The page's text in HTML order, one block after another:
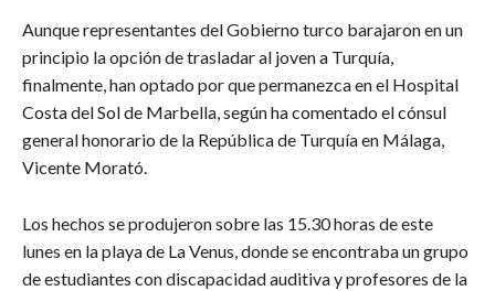
Aunque representantes del Gobierno turco barajaron en un
principio la opción de trasladar al joven a Turquía,
finalmente, han optado por que permanezca en el Hospital
Costa del Sol de Marbella, según ha comentado el cónsul
general honorario de la República de Turquía en Málaga,
Vicente Morató.
Los hechos se produjeron sobre las 15.30 horas de este
lunes en la playa de La Venus, donde se encontraba un grupo
de estudiantes con discapacidad auditiva y profesores de la